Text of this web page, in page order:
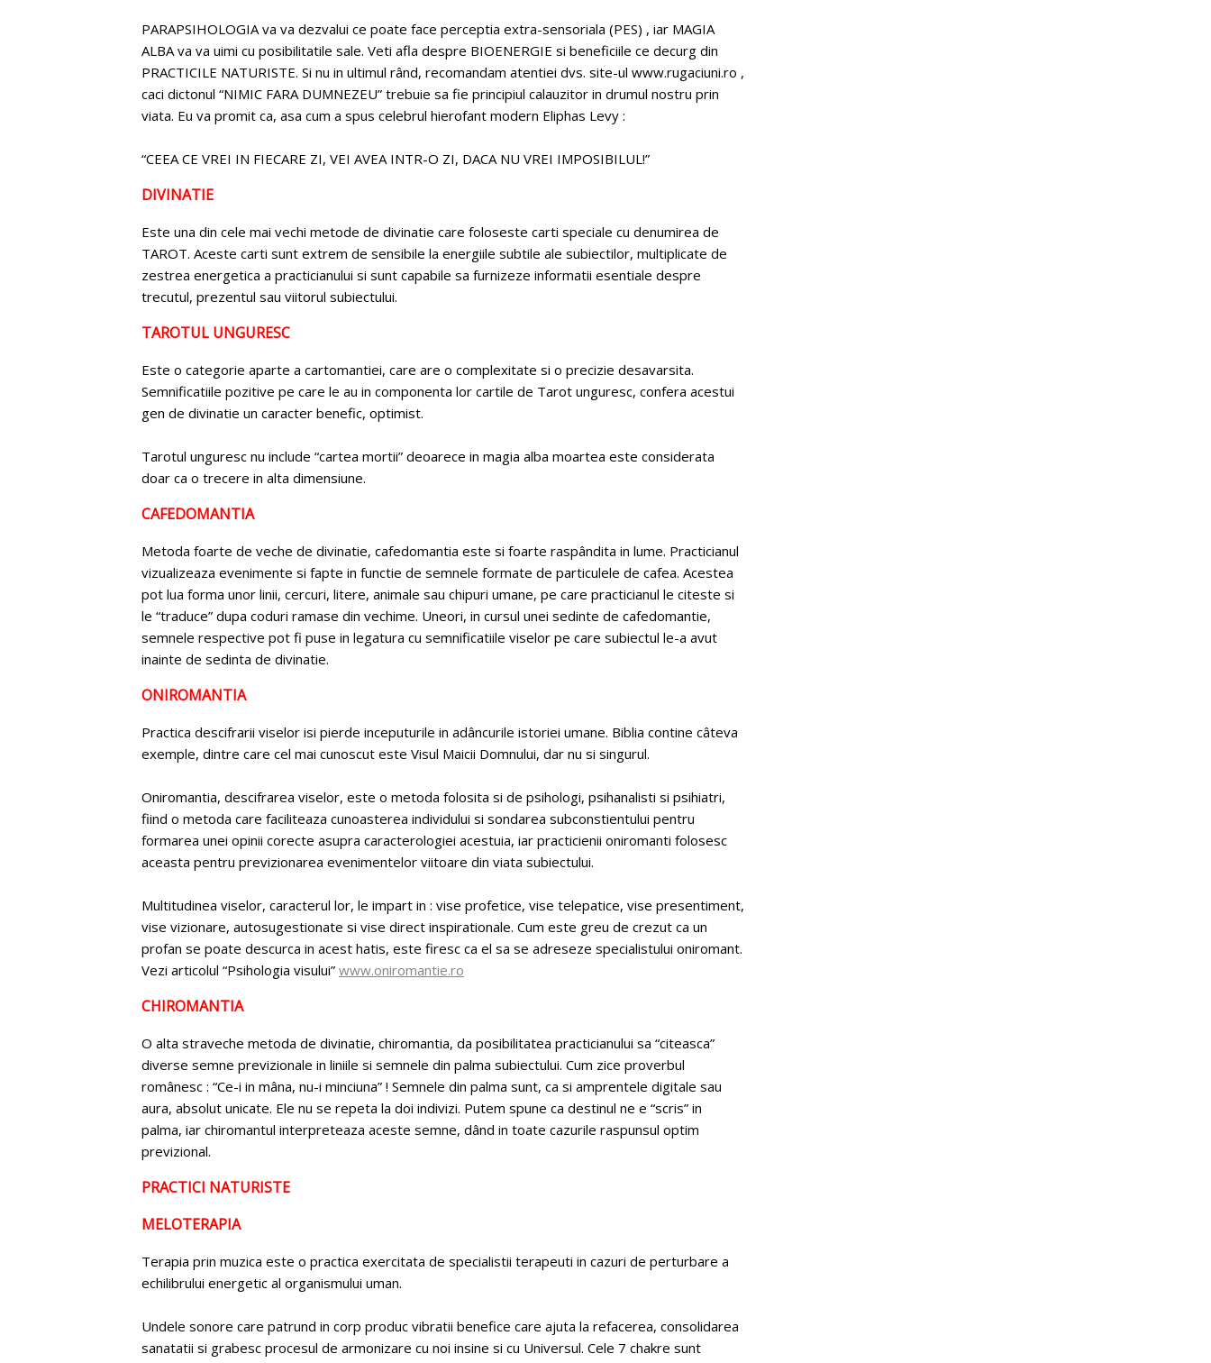
PARAPSIHOLOGIA va va dezvalui ce poate face perceptia extra-sensoriala (PES) , iar MAGIA
ALBA va va uimi cu posibilitatile sale. Veti afla despre BIOENERGIE si beneficiile ce decurg din
PRACTICILE NATURISTE. Si nu in ultimul rând, recomandam atentiei dvs. site-ul www.rugaciuni.ro ,
caci dictonul “NIMIC FARA DUMNEZEU” trebuie sa fie principiul calauzitor in drumul nostru prin
viata. Eu va promit ca, asa cum a spus celebrul hierofant modern Eliphas Levy :
“CEEA CE VREI IN FIECARE ZI, VEI AVEA INTR-O ZI, DACA NU VREI IMPOSIBILUL!”
DIVINATIE
Este una din cele mai vechi metode de divinatie care foloseste carti speciale cu denumirea de
TAROT. Aceste carti sunt extrem de sensibile la energiile subtile ale subiectilor, multiplicate de
zestrea energetica a practicianului si sunt capabile sa furnizeze informatii esentiale despre
trecutul, prezentul sau viitorul subiectului.
TAROTUL UNGURESC
Este o categorie aparte a cartomantiei, care are o complexitate si o precizie desavarsita.
Semnificatiile pozitive pe care le au in componenta lor cartile de Tarot unguresc, confera acestui
gen de divinatie un caracter benefic, optimist.
Tarotul unguresc nu include “cartea mortii” deoarece in magia alba moartea este considerata
doar ca o trecere in alta dimensiune.
CAFEDOMANTIA
Metoda foarte de veche de divinatie, cafedomantia este si foarte raspândita in lume. Practicianul
vizualizeaza evenimente si fapte in functie de semnele formate de particulele de cafea. Acestea
pot lua forma unor linii, cercuri, litere, animale sau chipuri umane, pe care practicianul le citeste si
le “traduce” dupa coduri ramase din vechime. Uneori, in cursul unei sedinte de cafedomantie,
semnele respective pot fi puse in legatura cu semnificatiile viselor pe care subiectul le-a avut
inainte de sedinta de divinatie.
ONIROMANTIA
Practica descifrarii viselor isi pierde inceputurile in adâncurile istoriei umane. Biblia contine câteva
exemple, dintre care cel mai cunoscut este Visul Maicii Domnului, dar nu si singurul.
Oniromantia, descifrarea viselor, este o metoda folosita si de psihologi, psihanalisti si psihiatri,
fiind o metoda care faciliteaza cunoasterea individului si sondarea subconstientului pentru
formarea unei opinii corecte asupra caracterologiei acestuia, iar practicienii oniromanti folosesc
aceasta pentru previzionarea evenimentelor viitoare din viata subiectului.
Multitudinea viselor, caracterul lor, le impart in : vise profetice, vise telepatice, vise presentiment,
vise vizionare, autosugestionate si vise direct inspirationale. Cum este greu de crezut ca un
profan se poate descurca in acest hatis, este firesc ca el sa se adreseze specialistului oniromant.
Vezi articolul “Psihologia visului” www.oniromantie.ro
CHIROMANTIA
O alta straveche metoda de divinatie, chiromantia, da posibilitatea practicianului sa “citeasca”
diverse semne previzionale in liniile si semnele din palma subiectului. Cum zice proverbul
românesc : “Ce-i in mâna, nu-i minciuna” ! Semnele din palma sunt, ca si amprentele digitale sau
aura, absolut unicate. Ele nu se repeta la doi indivizi. Putem spune ca destinul ne e “scris” in
palma, iar chiromantul interpreteaza aceste semne, dând in toate cazurile raspunsul optim
previzional.
PRACTICI NATURISTE
MELOTERAPIA
Terapia prin muzica este o practica exercitata de specialistii terapeuti in cazuri de perturbare a
echilibrului energetic al organismului uman.
Undele sonore care patrund in corp produc vibratii benefice care ajuta la refacerea, consolidarea
sanatatii si grabesc procesul de armonizare cu noi insine si cu Universul. Cele 7 chakre sunt